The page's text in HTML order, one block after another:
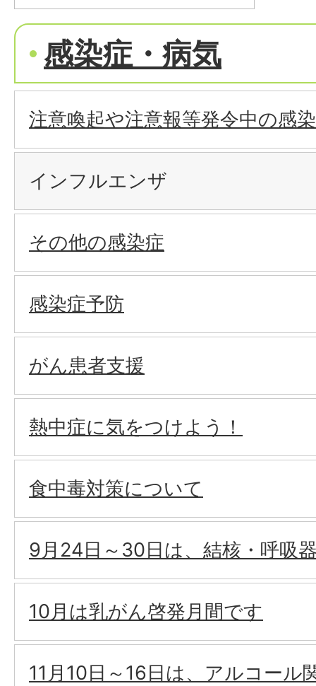
感染症・病気
注意喚起や注意報等発令中の感
インフルエンザ
その他の感染症
感染症予防
がん患者支援
熱中症に気をつけよう！
食中毒対策について
9月24日～30日は、結核・呼吸
10月は乳がん啓発月間です
11月10日～16日は、アルコール